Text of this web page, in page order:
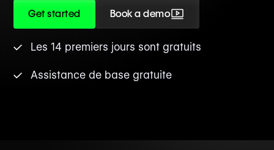
Get started Book a demo
Les 14 premiers jours sont gratuits
Assistance de base gratuite